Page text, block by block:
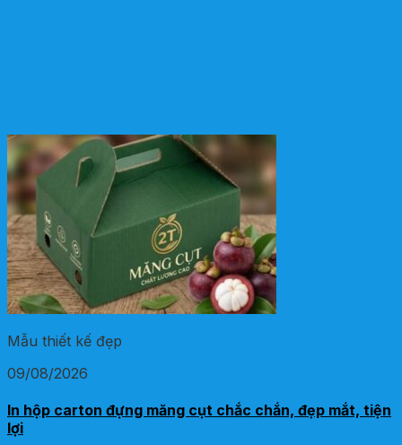
Mẫu thiết kế đẹp
09/08/2026
In hộp carton đựng măng cụt chắc chắn, đẹp mắt, tiện
lợi